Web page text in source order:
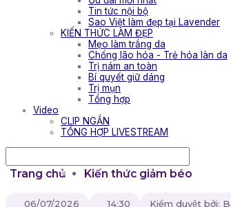
Tin tức nội bộ
Sao Việt làm đẹp tại Lavender
KIẾN THỨC LÀM ĐẸP
Mẹo làm trắng da
Chống lão hóa - Trẻ hóa làn da
Trị nám an toàn
Bí quyết giữ dáng
Trị mụn
Tổng hợp
Video
CLIP NGẮN
TỔNG HỢP LIVESTREAM
Trang chủ Kiến thức giảm béo
06/07/2026 14:30 Kiểm duyệt bởi: